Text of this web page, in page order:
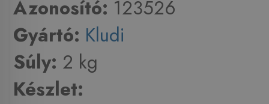
Azonosító: 123526
Gyártó: Kludi
Súly: 2 kg
Készlet: